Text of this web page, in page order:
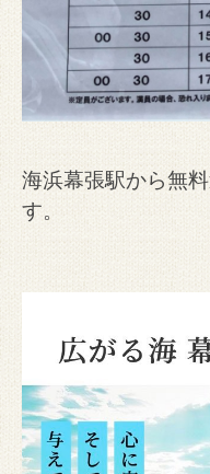
海浜幕張駅から無
す。